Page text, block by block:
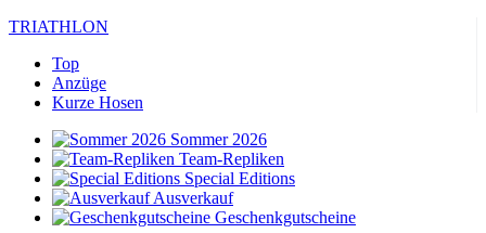
TRIATHLON
Top
Anzüge
Kurze Hosen
Sommer 2026
Team-Repliken
Special Editions
Ausverkauf
Geschenkgutscheine